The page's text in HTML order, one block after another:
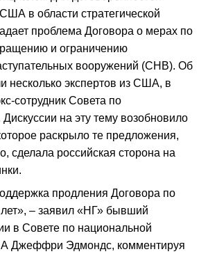
в области стратегической
проблема Договора о мерах по
и ограничению
вооружений (СНВ). Об
несколько экспертов из США, в
сотрудник Совета по
Дискуссии на эту тему возобновило
раскрыло те предложения,
сделала российская сторона на
продления Договора по
– заявил «НГ» бывший
в Совете по национальной
Джеффри Эдмондс, комментируя